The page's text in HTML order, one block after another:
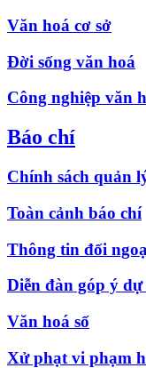
Văn hoá cơ sở
Đời sống văn hoá
Công nghiệp văn
Báo chí
Chính sách quản
Toàn cảnh báo chí
Thông tin đối
Diễn đàn góp ý
Văn hoá số
Xử phạt vi phạm